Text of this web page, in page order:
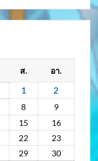
ส. อา.
1
2
8
9
15
16
22
23
29
30